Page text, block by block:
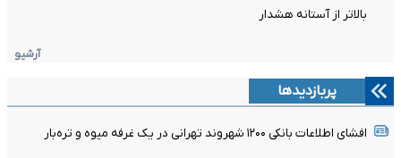
بالاتر از آستانه هشدار
آرشیو
پربازدیدها
افشای اطلاعات بانکی ۱۲۰۰ شهروند تهرانی در یک غرفه میوه و تره‌بار